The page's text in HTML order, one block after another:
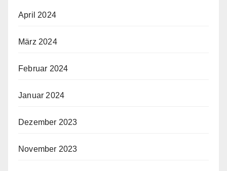
April 2024
März 2024
Februar 2024
Januar 2024
Dezember 2023
November 2023